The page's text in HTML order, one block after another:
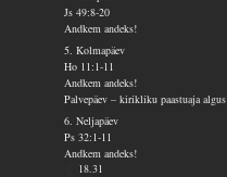
Js 49:8-20
Andkem andeks!
5. Kolmapäev
Ho 11:1-11
Andkem andeks!
Palvepäev – kirikliku paastuaja algus
6. Neljapäev
Ps 32:1-11
Andkem andeks!
18.31